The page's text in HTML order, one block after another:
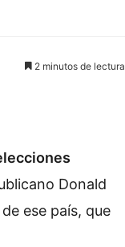
2 minutos de lectura
Donald
ese país, que